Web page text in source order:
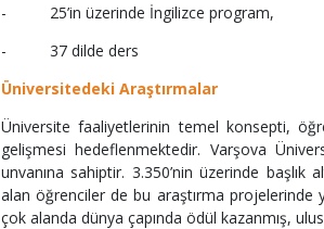
- 25’in üzerinde İngilizce program,
- 37 dilde ders
Üniversitedeki Araştırmalar
Üniversite faaliyetlerinin temel konsepti,
gelişmesi hedeflenmektedir. Varşova
unvanına sahiptir. 3.350’nin üzerinde başlık
alan öğrenciler de bu araştırma projelerinde
çok alanda dünya çapında ödül kazanmış,